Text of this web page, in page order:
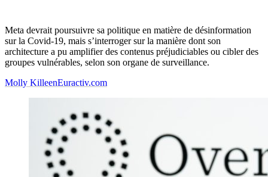
Meta devrait poursuivre sa politique en matière de désinformation
sur la Covid-19, mais s’interroger sur la manière dont son
architecture a pu amplifier des contenus préjudiciables ou cibler des
groupes vulnérables, selon son organe de surveillance.
Molly KilleenEuractiv.com